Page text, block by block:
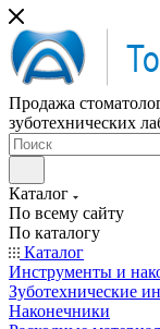
Продажа
зуботехнических
Каталог
По всему сайту
По каталогу
Каталог
Инструменты и
Зуботехнические
Наконечники